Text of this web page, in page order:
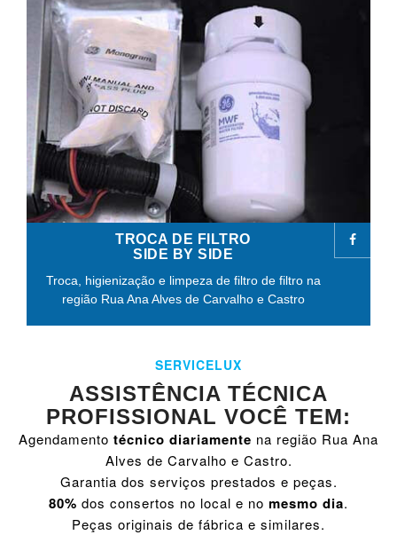
TROCA DE FILTRO
SIDE BY SIDE
Troca, higienização e limpeza de filtro de filtro na
região Rua Ana Alves de Carvalho e Castro
SERVICELUX
ASSISTÊNCIA TÉCNICA
PROFISSIONAL VOCÊ TEM:
Agendamento técnico diariamente na região Rua Ana
Alves de Carvalho e Castro.
Garantia dos serviços prestados e peças.
80% dos consertos no local e no mesmo dia.
Peças originais de fábrica e similares.